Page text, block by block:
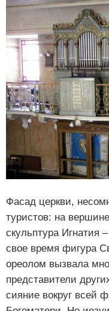
Фасад церкви,
туристов: на
скульптура Игнатия
свое время фигура
ореолом вызвала
представители
сияние вокруг всей